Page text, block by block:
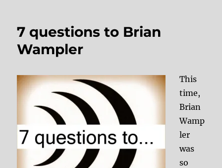
7 questions to Brian
Wampler
This
time,
Brian
Wamp
ler
was
so